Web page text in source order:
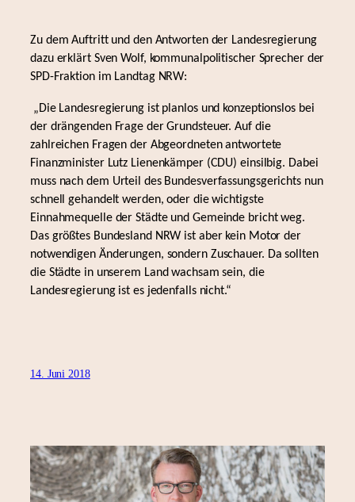
Zu dem Auftritt und den Antworten der Landesregierung
dazu erklärt Sven Wolf, kommunalpolitischer Sprecher der
SPD-Fraktion im Landtag NRW:
„Die Landesregierung ist planlos und konzeptionslos bei
der drängenden Frage der Grundsteuer. Auf die
zahlreichen Fragen der Abgeordneten antwortete
Finanzminister Lutz Lienenkämper (CDU) einsilbig. Dabei
muss nach dem Urteil des Bundesverfassungsgerichts nun
schnell gehandelt werden, oder die wichtigste
Einnahmequelle der Städte und Gemeinde bricht weg.
Das größtes Bundesland NRW ist aber kein Motor der
notwendigen Änderungen, sondern Zuschauer. Da sollten
die Städte in unserem Land wachsam sein, die
Landesregierung ist es jedenfalls nicht.“
14. Juni 2018